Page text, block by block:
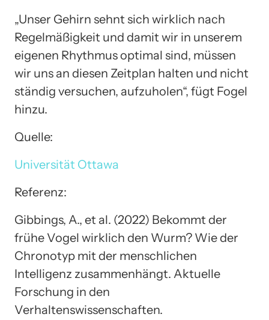
„Unser Gehirn sehnt sich wirklich nach
Regelmäßigkeit und damit wir in unserem
eigenen Rhythmus optimal sind, müssen
wir uns an diesen Zeitplan halten und nicht
ständig versuchen, aufzuholen“, fügt Fogel
hinzu.
Quelle:
Universität Ottawa
Referenz:
Gibbings, A., et al. (2022) Bekommt der
frühe Vogel wirklich den Wurm? Wie der
Chronotyp mit der menschlichen
Intelligenz zusammenhängt. Aktuelle
Forschung in den
Verhaltenswissenschaften.